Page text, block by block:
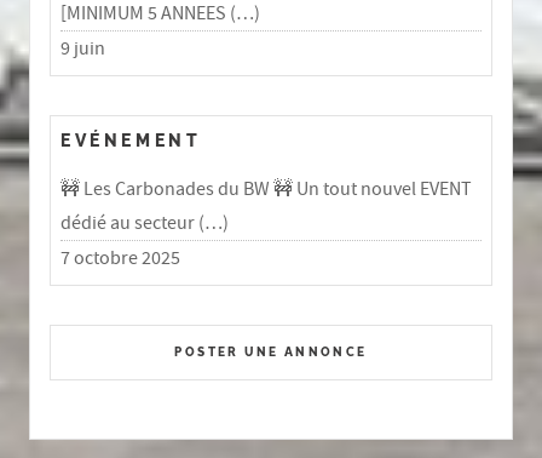
[MINIMUM 5 ANNEES (…)
9 juin
EVÉNEMENT
🚧 Les Carbonades du BW 🚧 Un tout nouvel EVENT
dédié au secteur (…)
7 octobre 2025
POSTER UNE ANNONCE